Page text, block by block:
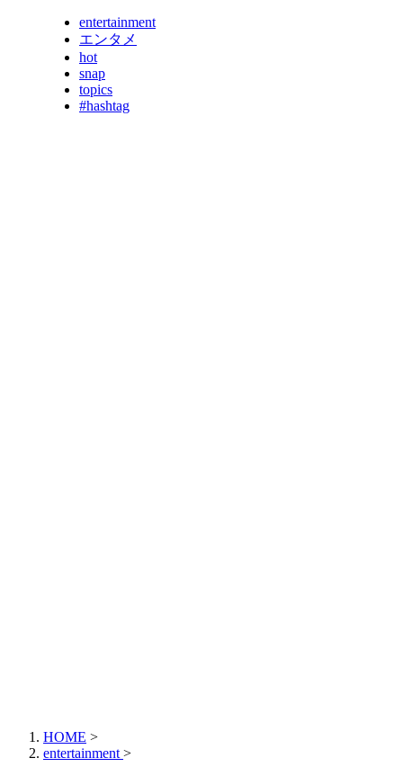
entertainment
エンタメ
hot
snap
topics
#hashtag
HOME >
entertainment >